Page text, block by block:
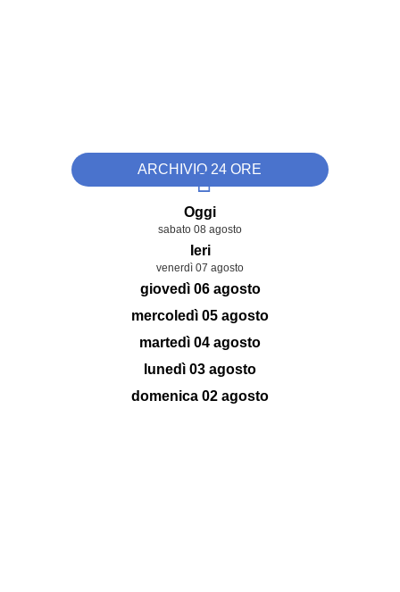
ARCHIVIO 24 ORE
Oggi
sabato 08 agosto
Ieri
venerdì 07 agosto
giovedì 06 agosto
mercoledì 05 agosto
martedì 04 agosto
lunedì 03 agosto
domenica 02 agosto